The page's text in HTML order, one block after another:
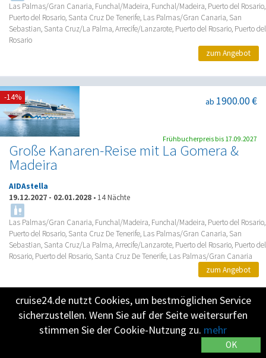
Las Palmas/Gran Canaria, Funchal/Madeira, Funchal/Madeira, Puerto del Rosario,
Puerto del Rosario, Santa Cruz De Tenerife, Las Palmas/Gran Canaria, San
Sebastian, Santa Cruz/La Palma, Arrecife/Lanzarote, Puerto del Rosario, Puerto del
Rosario
zum Angebot
Große Kanaren-Reise mit La Gomera &
Madeira
ab 1900.00 €
AIDAstella
19.12.2027 - 02.01.2028 • 14 Nächte
Las Palmas/Gran Canaria, Funchal/Madeira, Funchal/Madeira, Puerto del Rosario,
Puerto del Rosario, Santa Cruz De Tenerife, Las Palmas/Gran Canaria, San
Sebastian, Santa Cruz/La Palma, Arrecife/Lanzarote, Puerto del Rosario, Puerto del
Rosario, Puerto del Rosario, Santa Cruz De Tenerife, Las Palmas/Gran Canaria
-14%
Frühbucherpreis bis 17.09.2027
zum Angebot
ab3500.00 €
Frühbucherpreis bis 17.09.2027
cruise24.de nutzt Cookies, um bestmöglichen Service
sicherzustellen. Wenn Sie auf der Seite weitersurfen
stimmen Sie der Cookie-Nutzung zu. mehr
OK